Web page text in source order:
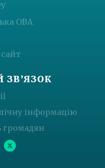
ОВА
інформацію
громадян